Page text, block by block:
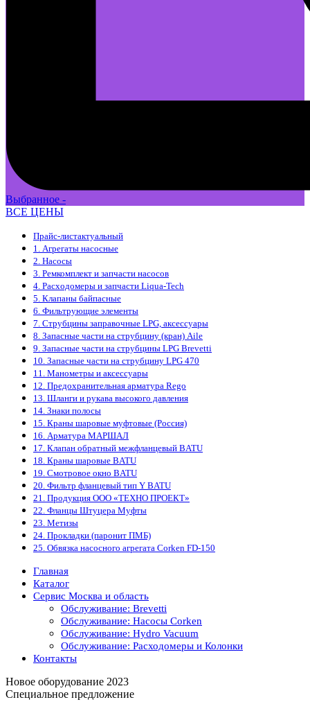
Выбранное -
ВСЕ ЦЕНЫ
Прайс-листактуальный
1. Агрегаты насосные
2. Насосы
3. Ремкомплект и запчасти насосов
4. Расходомеры и запчасти Liqua-Tech
5. Клапаны байпасные
6. Фильтрующие элементы
7. Струбцины заправочные LPG, аксессуары
8. Запасные части на струбцину (кран) Aile
9. Запасные части на струбцины LPG Brevetti
10. Запасные части на струбцину LPG 470
11. Манометры и аксессуары
12. Предохранительная арматура Rego
13. Шланги и рукава высокого давления
14. Знаки полосы
15. Краны шаровые муфтовые (Россия)
16. Арматура МАРШАЛ
17. Клапан обратный межфланцевый BATU
18. Краны шаровые BATU
19. Смотровое окно BATU
20. Фильтр фланцевый тип Y BATU
21. Продукция ООО «ТЕХНО ПРОЕКТ»
22. Фланцы Штуцера Муфты
23. Метизы
24. Прокладки (паронит ПМБ)
25. Обвязка насосного агрегата Corken FD-150
Главная
Каталог
Сервис Москва и область
Обслуживание: Brevetti
Обслуживание: Насосы Corken
Обслуживание: Hydro Vacuum
Обслуживание: Расходомеры и Колонки
Контакты
Новое оборудование 2023
Специальное предложение